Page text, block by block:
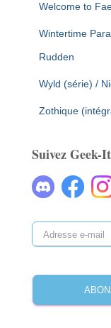
Welcome to
Wintertime
Rudden
Wyld (série) /
Zothique
Suivez Geek-
A
d
e
s